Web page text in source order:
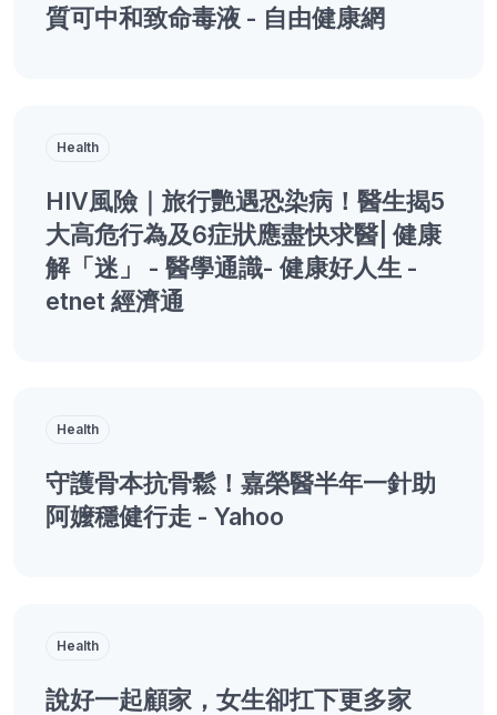
質可中和致命毒液 - 自由健康網
Health
HIV風險｜旅行艷遇恐染病！醫生揭5
大高危行為及6症狀應盡快求醫| 健康
解「迷」 - 醫學通識- 健康好人生 -
etnet 經濟通
Health
守護骨本抗骨鬆！嘉榮醫半年一針助
阿嬤穩健行走 - Yahoo
Health
說好一起顧家，女生卻扛下更多家